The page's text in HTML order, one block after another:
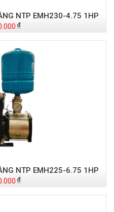
NTP EMH230-4.75 1HP
NTP EMH225-6.75 1HP